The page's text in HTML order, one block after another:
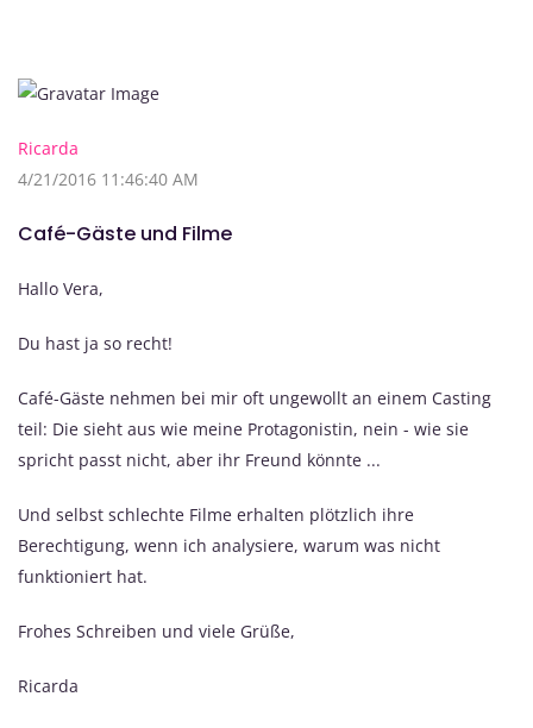
Ricarda
4/21/2016 11:46:40 AM
Café-Gäste und Filme
Hallo Vera,
Du hast ja so recht!
Café-Gäste nehmen bei mir oft ungewollt an einem Casting
teil: Die sieht aus wie meine Protagonistin, nein - wie sie
spricht passt nicht, aber ihr Freund könnte ...
Und selbst schlechte Filme erhalten plötzlich ihre
Berechtigung, wenn ich analysiere, warum was nicht
funktioniert hat.
Frohes Schreiben und viele Grüße,
Ricarda